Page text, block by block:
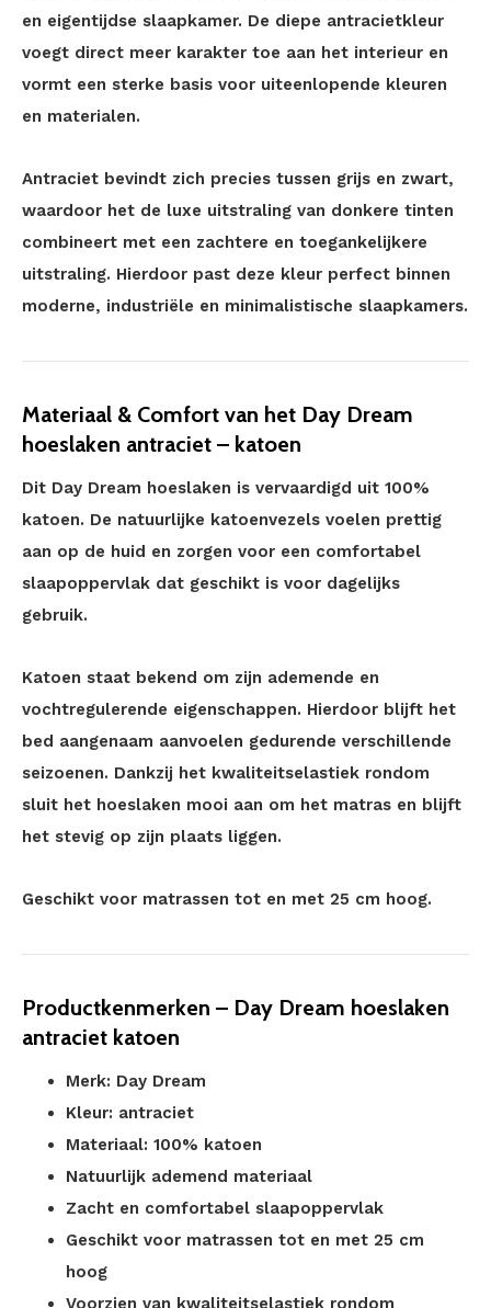
en eigentijdse slaapkamer. De diepe antracietkleur
voegt direct meer karakter toe aan het interieur en
vormt een sterke basis voor uiteenlopende kleuren
en materialen.
Antraciet bevindt zich precies tussen grijs en zwart,
waardoor het de luxe uitstraling van donkere tinten
combineert met een zachtere en toegankelijkere
uitstraling. Hierdoor past deze kleur perfect binnen
moderne, industriële en minimalistische slaapkamers.
Materiaal & Comfort van het Day Dream
hoeslaken antraciet – katoen
Dit Day Dream hoeslaken is vervaardigd uit 100%
katoen. De natuurlijke katoenvezels voelen prettig
aan op de huid en zorgen voor een comfortabel
slaapoppervlak dat geschikt is voor dagelijks
gebruik.
Katoen staat bekend om zijn ademende en
vochtregulerende eigenschappen. Hierdoor blijft het
bed aangenaam aanvoelen gedurende verschillende
seizoenen. Dankzij het kwaliteitselastiek rondom
sluit het hoeslaken mooi aan om het matras en blijft
het stevig op zijn plaats liggen.
Geschikt voor matrassen tot en met 25 cm hoog.
Productkenmerken – Day Dream hoeslaken
antraciet katoen
Merk: Day Dream
Kleur: antraciet
Materiaal: 100% katoen
Natuurlijk ademend materiaal
Zacht en comfortabel slaapoppervlak
Geschikt voor matrassen tot en met 25 cm
hoog
Voorzien van kwaliteitselastiek rondom